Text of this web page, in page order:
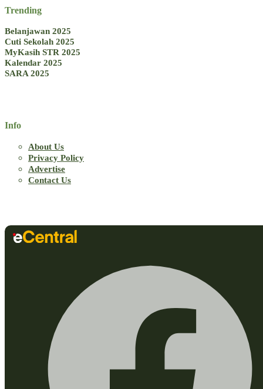
Trending
Belanjawan 2025
Cuti Sekolah 2025
MyKasih STR 2025
Kalendar 2025
SARA 2025
Info
About Us
Privacy Policy
Advertise
Contact Us